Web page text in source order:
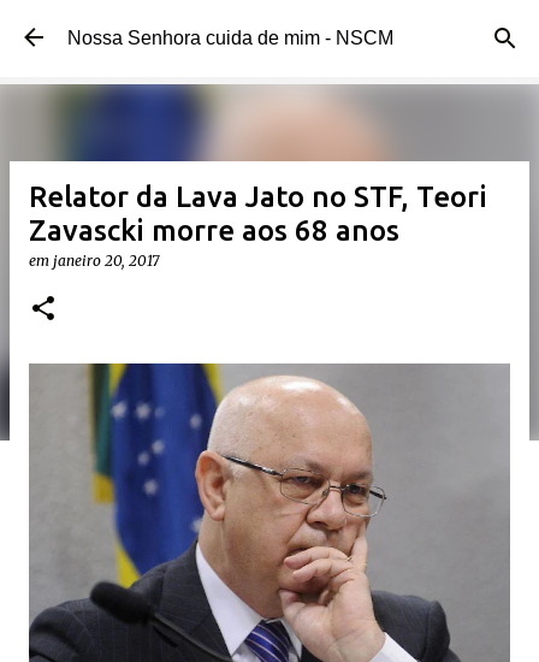
Pular para o conteúdo principal
Nossa Senhora cuida de mim - NSCM
Relator da Lava Jato no STF, Teori
Zavascki morre aos 68 anos
em janeiro 20, 2017